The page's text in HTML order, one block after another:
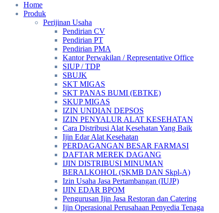
Home
Produk
Perijinan Usaha
Pendirian CV
Pendirian PT
Pendirian PMA
Kantor Perwakilan / Representative Office
SIUP / TDP
SBUJK
SKT MIGAS
SKT PANAS BUMI (EBTKE)
SKUP MIGAS
IZIN UNDIAN DEPSOS
IZIN PENYALUR ALAT KESEHATAN
Cara Distribusi Alat Kesehatan Yang Baik
Ijin Edar Alat Kesehatan
PERDAGANGAN BESAR FARMASI
DAFTAR MEREK DAGANG
IJIN DISTRIBUSI MINUMAN
BERALKOHOL (SKMB DAN Skpl-A)
Izin Usaha Jasa Pertambangan (IUJP)
IJIN EDAR BPOM
Pengurusan Ijin Jasa Restoran dan Catering
Ijin Operasional Perusahaan Penyedia Tenaga